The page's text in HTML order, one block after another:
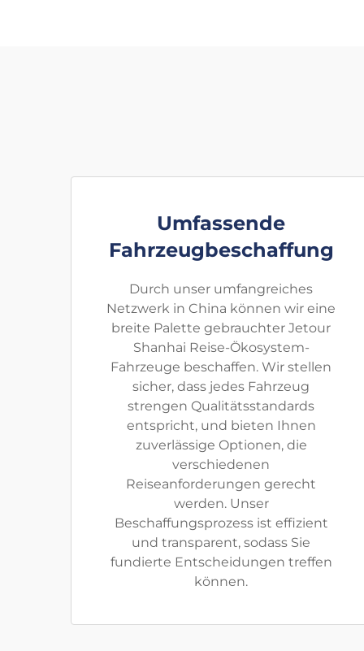
Umfassende
Fahrzeugbeschaffung
Durch unser umfangreiches
Netzwerk in China können wir eine
breite Palette gebrauchter Jetour
Shanhai Reise-Ökosystem-
Fahrzeuge beschaffen. Wir stellen
sicher, dass jedes Fahrzeug
strengen Qualitätsstandards
entspricht, und bieten Ihnen
zuverlässige Optionen, die
verschiedenen
Reiseanforderungen gerecht
werden. Unser
Beschaffungsprozess ist effizient
und transparent, sodass Sie
fundierte Entscheidungen treffen
können.